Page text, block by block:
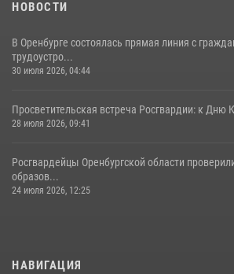
НОВОСТИ
В Оренбурге состоялась прямая линия с
трудоустро...
30 июля 2026, 04:44
Просветительская встреча Росгвардии: к Дню
28 июля 2026, 09:41
Росгвардейцы Оренбургской области
образов...
24 июля 2026, 12:25
НАВИГАЦИЯ